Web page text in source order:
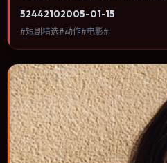
推进，节奏与视听语言统一，可作为
52442102005-01-15
#短剧精选#动作#电影#